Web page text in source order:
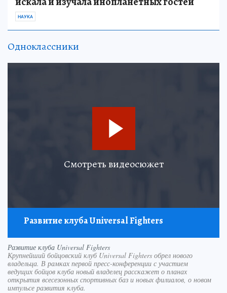
НАУКА
Одноклассники
Смотреть видеосюжет
Развитие клуба Universal Fighters
Развитие клуба Universal Fighters
Крупнейший бойцовский клуб Universal Fighters обрел нового
владельца. В рамках первой пресс-конференции с участием
ведущих бойцов клуба новый владелец расскажет о планах
открытия всесезонных спортивных баз и новых филиалов, о новом
импульсе развития клуба.